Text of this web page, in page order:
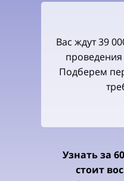
Узнать за
стоит
Вас ждут 39
Подберем